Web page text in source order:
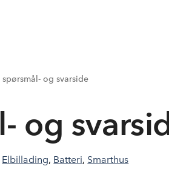
og svarside
og
Elbillading, Batteri, Smarthus